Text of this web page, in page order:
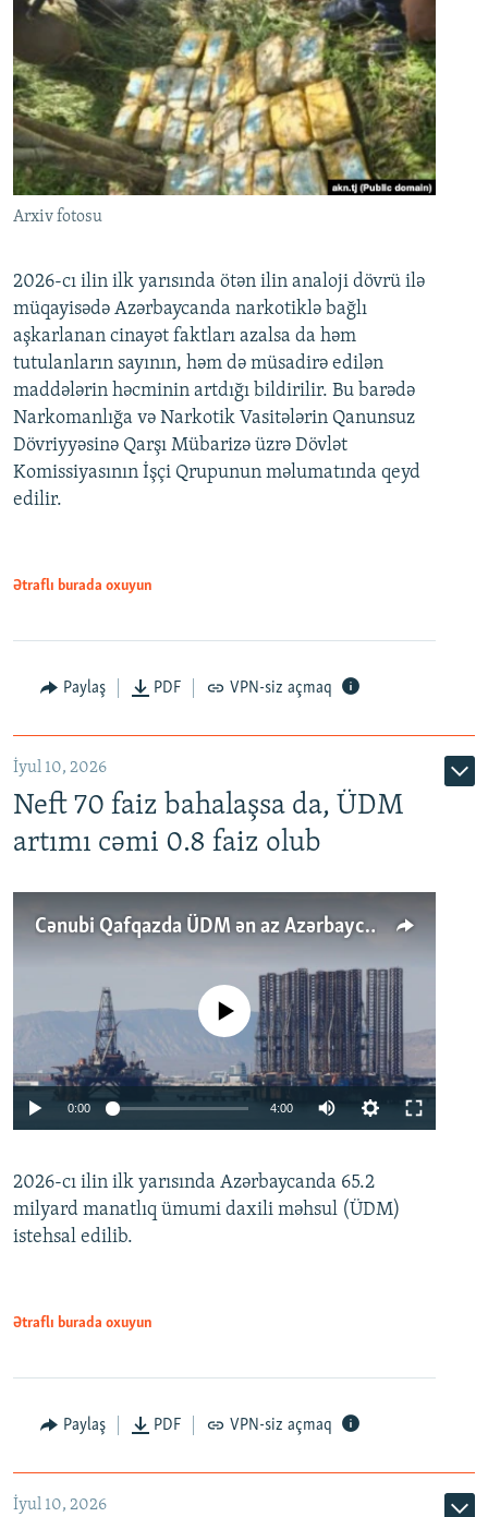
Arxiv fotosu
2026-cı ilin ilk yarısında ötən ilin analoji dövrü ilə
müqayisədə Azərbaycanda narkotiklə bağlı
aşkarlanan cinayət faktları azalsa da həm
tutulanların sayının, həm də müsadirə edilən
maddələrin həcminin artdığı bildirilir. Bu barədə
Narkomanlığa və Narkotik Vasitələrin Qanunsuz
Dövriyyəsinə Qarşı Mübarizə üzrə Dövlət
Komissiyasının İşçi Qrupunun məlumatında qeyd
edilir.
Ətraflı burada oxuyun
Paylaş PDF VPN-siz açmaq
İyul 10, 2026
Neft 70 faiz bahalaşsa da, ÜDM
artımı cəmi 0.8 faiz olub
Cənubi Qafqazda ÜDM ən az Azərbaycanda artır: Qonşuları niyə Bakını qabaqlaya bilir?
Auto 240p 360p 480p
No media source currently available
0:00 4:00
360p
480p
2026-cı ilin ilk yarısında Azərbaycanda 65.2
milyard manatlıq ümumi daxili məhsul (ÜDM)
istehsal edilib.
Ətraflı burada oxuyun
Paylaş PDF VPN-siz açmaq
İyul 10, 2026